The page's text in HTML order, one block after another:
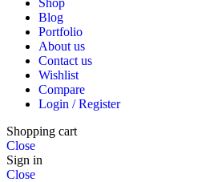
Blog
Portfolio
About us
Contact us
Wishlist
Compare
Login / Register
Shopping cart
Close
Sign in
Close